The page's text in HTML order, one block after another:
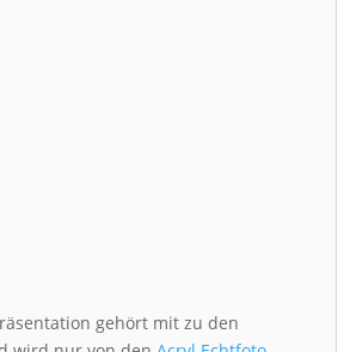
gehört mit zu den